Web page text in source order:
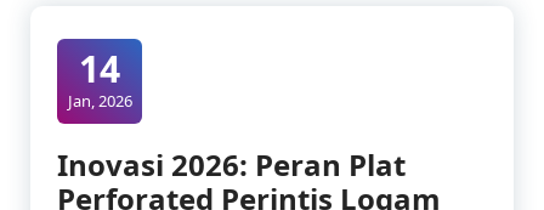
14
Jan, 2026
Inovasi 2026: Peran Plat
Perforated Perintis Logam